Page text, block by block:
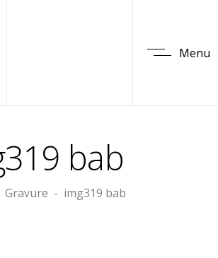
Menu
bab
Gravure - img319 bab